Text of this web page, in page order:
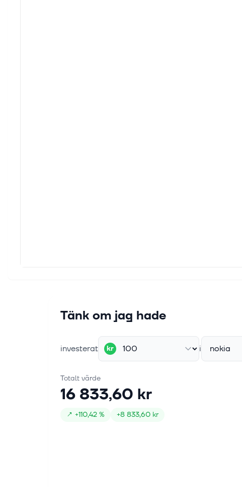
Tänk om jag hade
investerat kr i nokia
Totalt värde
16 833,60 kr
↗ +110,42 % +8 833,60 kr